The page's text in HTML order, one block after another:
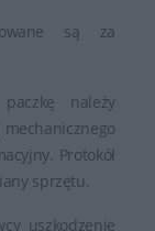
są za
należy
Protokół
sprzętu.
uszkodzenie